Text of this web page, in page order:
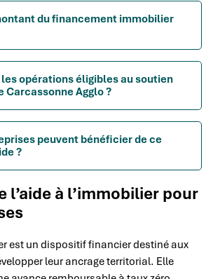
du financement immobilier
opérations éligibles au soutien
Carcassonne Agglo ?
peuvent bénéficier de ce
?
l’aide à l’immobilier pour
est un dispositif financier destiné aux
leur ancrage territorial. Elle